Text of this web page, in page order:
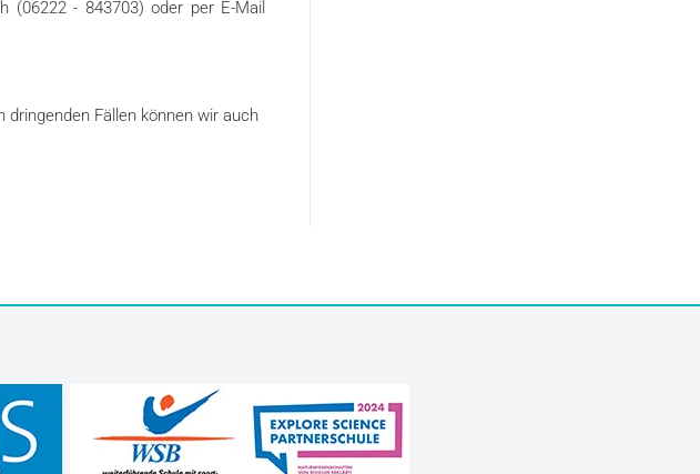
(06222 - 843703) oder per E-Mail
dringenden Fällen können wir auch